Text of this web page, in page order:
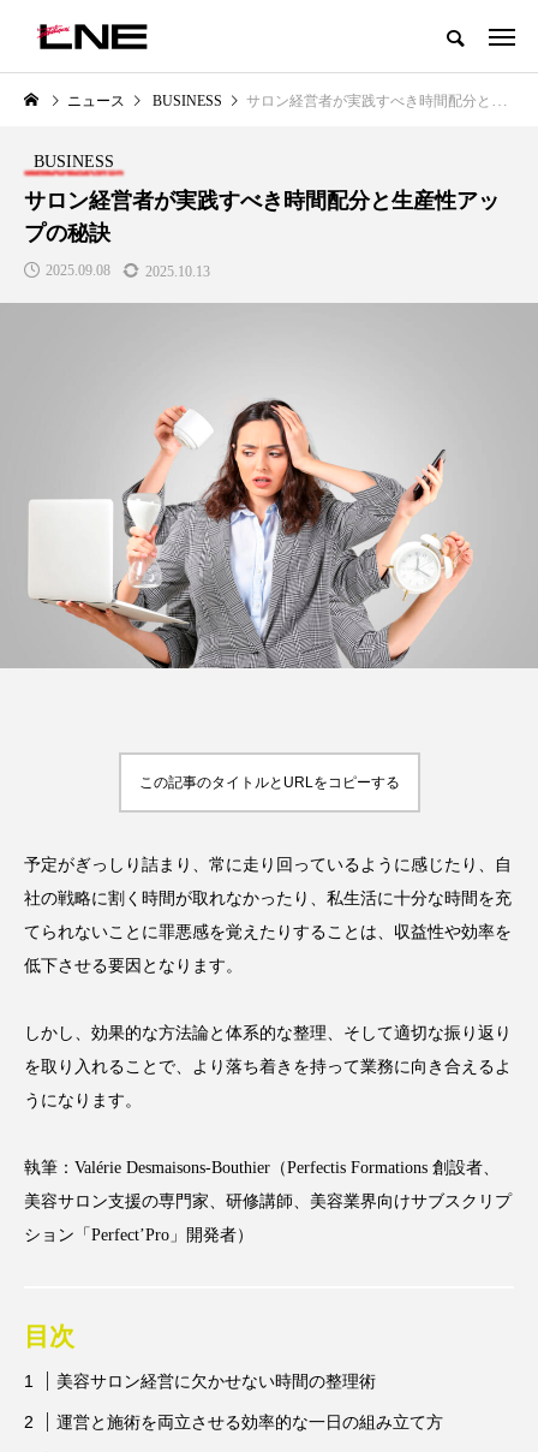
グローバルビューティ＆ヘルスケアビジネス誌
LIFESTYLE
SNSの「加工顔」と美容医療｜AI
がもたらす可能性とこれから
BUSINESS
GWI調査から読み解く2030年の
都市型スパ――身近なウェルネ
の次世代モデル
2026.08.06
FEATURED 注目の企画
TAG LIST タグ一覧
AI B2B BeautyTech ChatGPT
Gemini Instagram SaaS SNS
アスレジャーコスメ アレルギー アロマ
アンチエイジング
インタビュー
インナービューティーアワード2025受賞商品
ウェルビーイング
エクソソーム オーガニック オゾン
ニュース BUSINESS サロン経営者が実践すべき時間配分と生産性アップの秘訣
BUSINESS
サロン経営者が実践すべき時間配分と生産性アッ
プの秘訣
2025.09.08 2025.10.13
この記事のタイトルとURLをコピーする
予定がぎっしり詰まり、常に走り回っているように感じたり、自
社の戦略に割く時間が取れなかったり、私生活に十分な時間を充
てられないことに罪悪感を覚えたりすることは、収益性や効率を
低下させる要因となります。
しかし、効果的な方法論と体系的な整理、そして適切な振り返り
を取り入れることで、より落ち着きを持って業務に向き合えるよ
うになります。
執筆：Valérie Desmaisons-Bouthier（Perfectis Formations 創設者、
美容サロン支援の専門家、研修講師、美容業界向けサブスクリプ
ション「Perfect’Pro」開発者）
目次
美容サロン経営に欠かせない時間の整理術
運営と施術を両立させる効率的な一日の組み立て方